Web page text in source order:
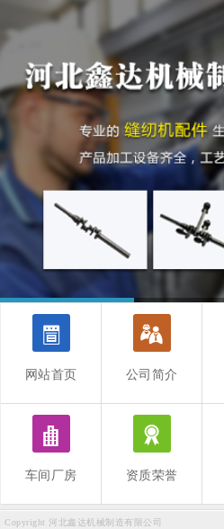
V
网站首页
R
公司简介
e
车间厂房
D
资质荣誉
Copyright 河北鑫达机械制造有限公司